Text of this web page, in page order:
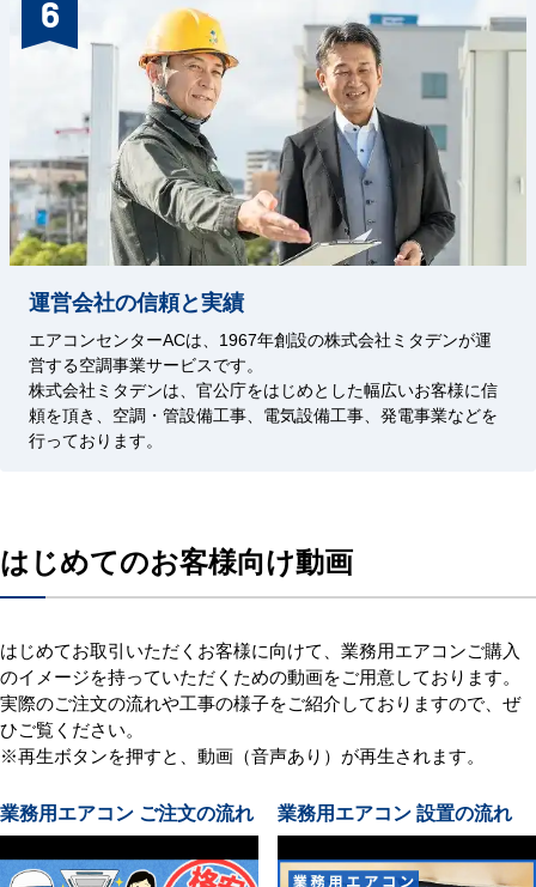
6
運営会社の信頼と実績
エアコンセンターACは、1967年創設の株式会社ミタデンが運
営する空調事業サービスです。
株式会社ミタデンは、官公庁をはじめとした幅広いお客様に信
頼を頂き、空調・管設備工事、電気設備工事、発電事業などを
行っております。
はじめてのお客様向け動画
はじめてお取引いただくお客様に向けて、業務用エアコンご購入
のイメージを持っていただくための動画をご用意しております。
実際のご注文の流れや工事の様子をご紹介しておりますので、ぜ
ひご覧ください。
※再生ボタンを押すと、動画（音声あり）が再生されます。
業務用エアコン ご注文の流れ 業務用エアコン 設置の流れ